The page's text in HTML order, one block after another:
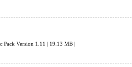
Pack Version 1.11 | 19.13 MB |